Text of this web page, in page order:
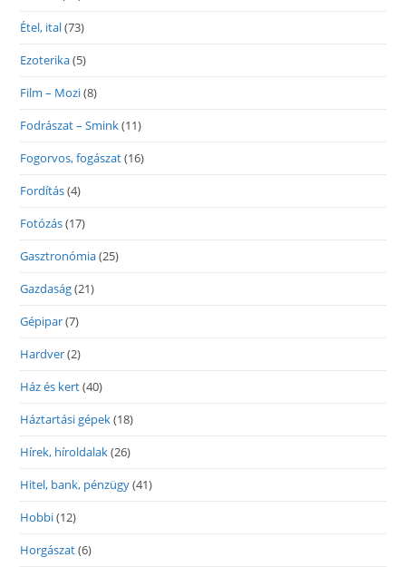
Étel, ital(73)
Ezoterika(5)
Film – Mozi(8)
Fodrászat – Smink(11)
Fogorvos, fogászat(16)
Fordítás(4)
Fotózás(17)
Gasztronómia(25)
Gazdaság(21)
Gépipar(7)
Hardver(2)
Ház és kert(40)
Háztartási gépek(18)
Hírek, híroldalak(26)
Hitel, bank, pénzügy(41)
Hobbi(12)
Horgászat(6)